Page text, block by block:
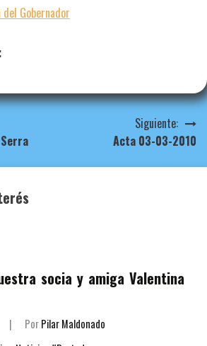
Gobernador
Siguiente:
Acta 03-03-2010
socia y amiga Valentina
| PorPilar Maldonado